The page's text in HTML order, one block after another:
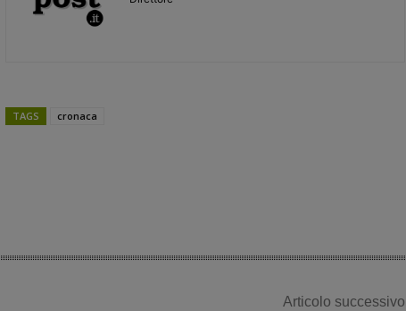
TAGS cronaca
Articolo successivo